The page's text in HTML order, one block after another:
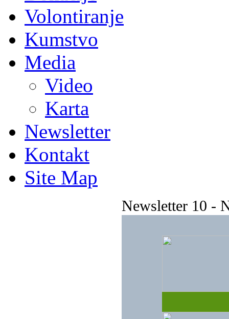
Volontiranje
Kumstvo
Media
Video
Karta
Newsletter
Kontakt
Site Map
Newsletter 10 -